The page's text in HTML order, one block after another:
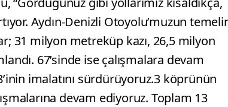
Aydın-Denizli Otoyolu’muzun
31 milyon metreküp kazı, 26,5 milyon
67’sinde ise çalışmalara devam
imalatını sürdürüyoruz.3 köprünün
devam ediyoruz. Toplam 13